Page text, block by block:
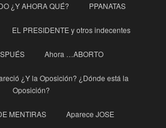
¿Y AHORA QUÉ? PPANATAS
EL PRESIDENTE y otros indecentes
Ahora …ABORTO
¿Y la Oposición? ¿Dónde está la
Oposición?
MENTIRAS Aparece JOSE